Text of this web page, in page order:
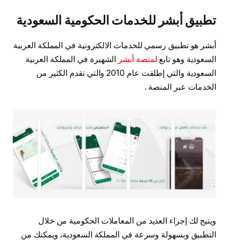
تطبيق أبشر للخدمات الحكومية السعودية
أبشر هو تطبيق رسمي للخدمات الالكترونية في المملكة العربية
السعودية وهو تابع لمنصة أبشر الشهيرة في المملكة العربية
السعودية والتي إطلقت عام 2010 والتي تقدم الكثير من
الخدمات عبر المنصة .
ويتيح لك إجراء العديد من المعاملات الحكومية من خلال
التطبيق وبسهولة وسرعة في المملكة السعودية، ويمكنك من